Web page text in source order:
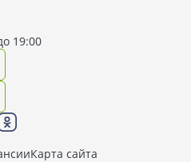
19:00
Карта сайта